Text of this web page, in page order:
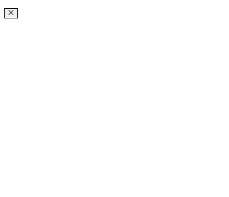
Schließen